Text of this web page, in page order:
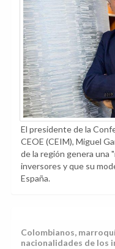
El presidente de la
CEOE (CEIM), Miguel
de la región genera una
inversores y que su
España.
Colombianos,
nacionalidades de los